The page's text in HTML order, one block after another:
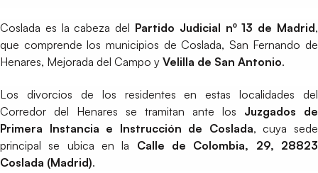
Coslada es la cabeza del Partido Judicial nº 13 de Madrid,
que comprende los municipios de Coslada, San Fernando de
Henares, Mejorada del Campo y Velilla de San Antonio.
Los divorcios de los residentes en estas localidades del
Corredor del Henares se tramitan ante los Juzgados de
Primera Instancia e Instrucción de Coslada, cuya sede
principal se ubica en la Calle de Colombia, 29, 28823
Coslada (Madrid).